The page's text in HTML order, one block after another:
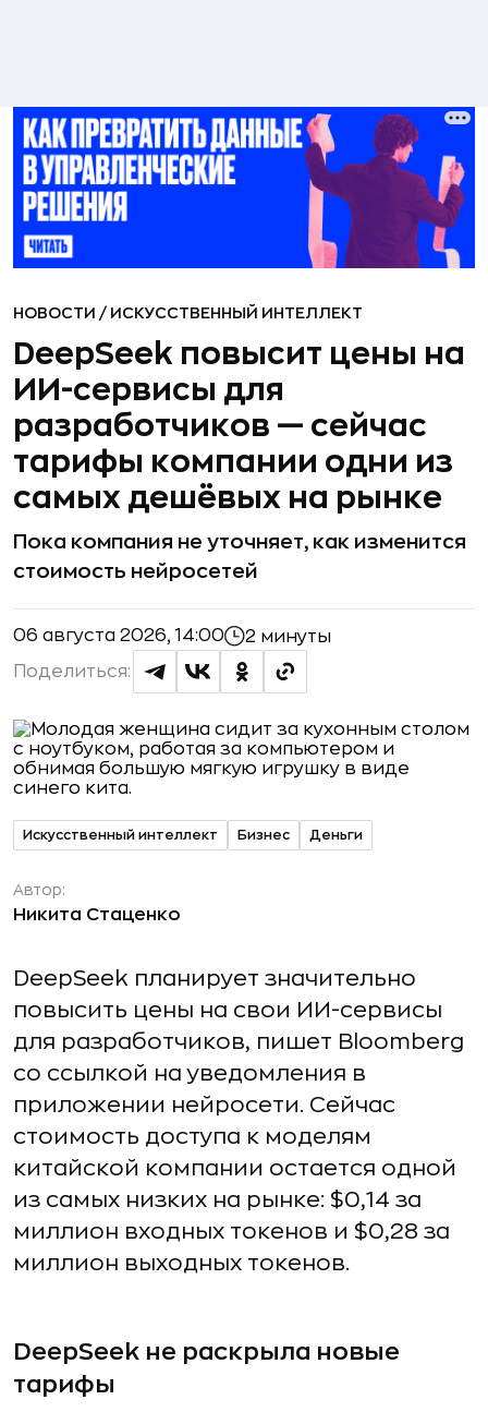
НОВОСТИ / ИСКУССТВЕННЫЙ ИНТЕЛЛЕКТ
DeepSeek повысит цены на
ИИ-сервисы для
разработчиков — сейчас
тарифы компании одни из
самых дешёвых на рынке
Пока компания не уточняет, как изменится
стоимость нейросетей
06 августа 2026, 14:00 2 минуты
Поделиться:
Искусственный интеллект Бизнес Деньги
Автор:
Никита Стаценко
DeepSeek планирует значительно
повысить цены на свои ИИ-сервисы
для разработчиков, пишет Bloomberg
со ссылкой на уведомления в
приложении нейросети. Сейчас
стоимость доступа к моделям
китайской компании остается одной
из самых низких на рынке: $0,14 за
миллион входных токенов и $0,28 за
миллион выходных токенов.
DeepSeek не раскрыла новые
тарифы